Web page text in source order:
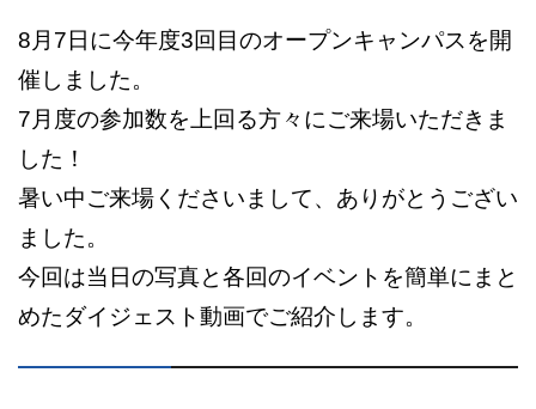
8月7日に今年度3回目のオープンキャンパスを開
催しました。
7月度の参加数を上回る方々にご来場いただきま
した！
暑い中ご来場くださいまして、ありがとうござい
ました。
今回は当日の写真と各回のイベントを簡単にまと
めたダイジェスト動画でご紹介します。